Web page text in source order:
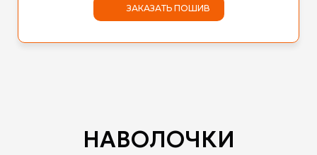
ЗАКАЗАТЬ ПОШИВ
НАВОЛОЧКИ